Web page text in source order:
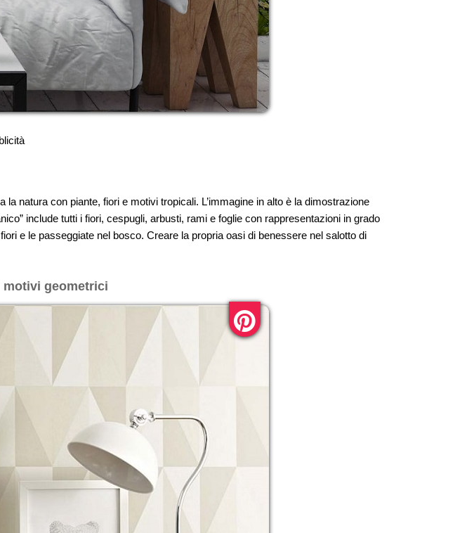
natura con piante, fiori e motivi tropicali. L’immagine in alto è la dimostrazione
include tutti i fiori, cespugli, arbusti, rami e foglie con rappresentazioni in grado
e le passeggiate nel bosco. Creare la propria oasi di benessere nel salotto di
geometrici